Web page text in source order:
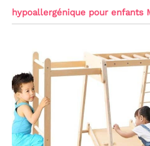
hypoallergénique pour enfants